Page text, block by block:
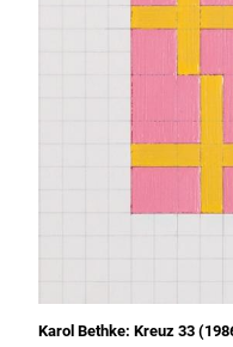
Karol Bethke: Kreuz 33